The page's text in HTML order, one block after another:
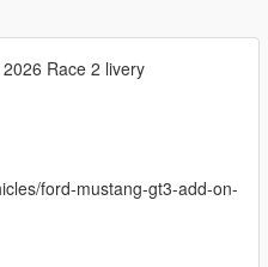
Race 2 livery
ford-mustang-gt3-add-on-